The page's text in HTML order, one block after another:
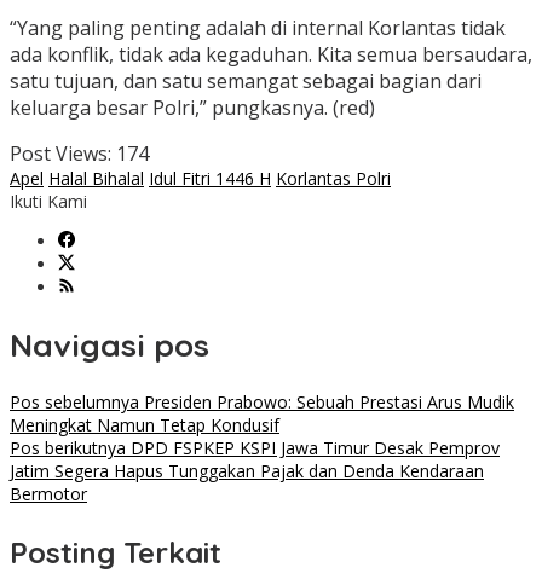
“Yang paling penting adalah di internal Korlantas tidak
ada konflik, tidak ada kegaduhan. Kita semua bersaudara,
satu tujuan, dan satu semangat sebagai bagian dari
keluarga besar Polri,” pungkasnya. (red)
Post Views: 174
Apel Halal Bihalal Idul Fitri 1446 H Korlantas Polri
Ikuti Kami
Navigasi pos
Pos sebelumnya Presiden Prabowo: Sebuah Prestasi Arus Mudik
Meningkat Namun Tetap Kondusif
Pos berikutnya DPD FSPKEP KSPI Jawa Timur Desak Pemprov
Jatim Segera Hapus Tunggakan Pajak dan Denda Kendaraan
Bermotor
Posting Terkait